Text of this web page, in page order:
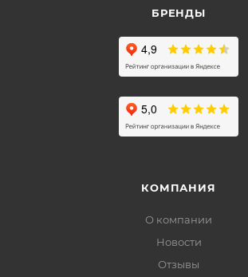
БРЕНДЫ
КОМПАНИЯ
О компании
Новости
Отзывы